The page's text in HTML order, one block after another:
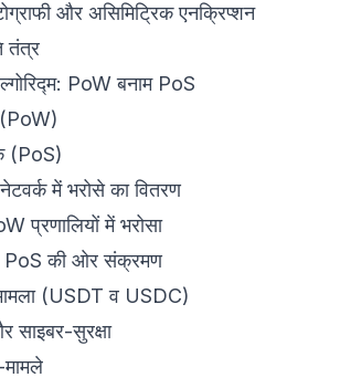
और असिमिट्रिक एनक्रिप्शन
तंत्र
PoW बनाम PoS
में भरोसे का वितरण
प्रणालियों में भरोसा
की ओर संक्रमण
(USDT व USDC)
सुरक्षा
मामले